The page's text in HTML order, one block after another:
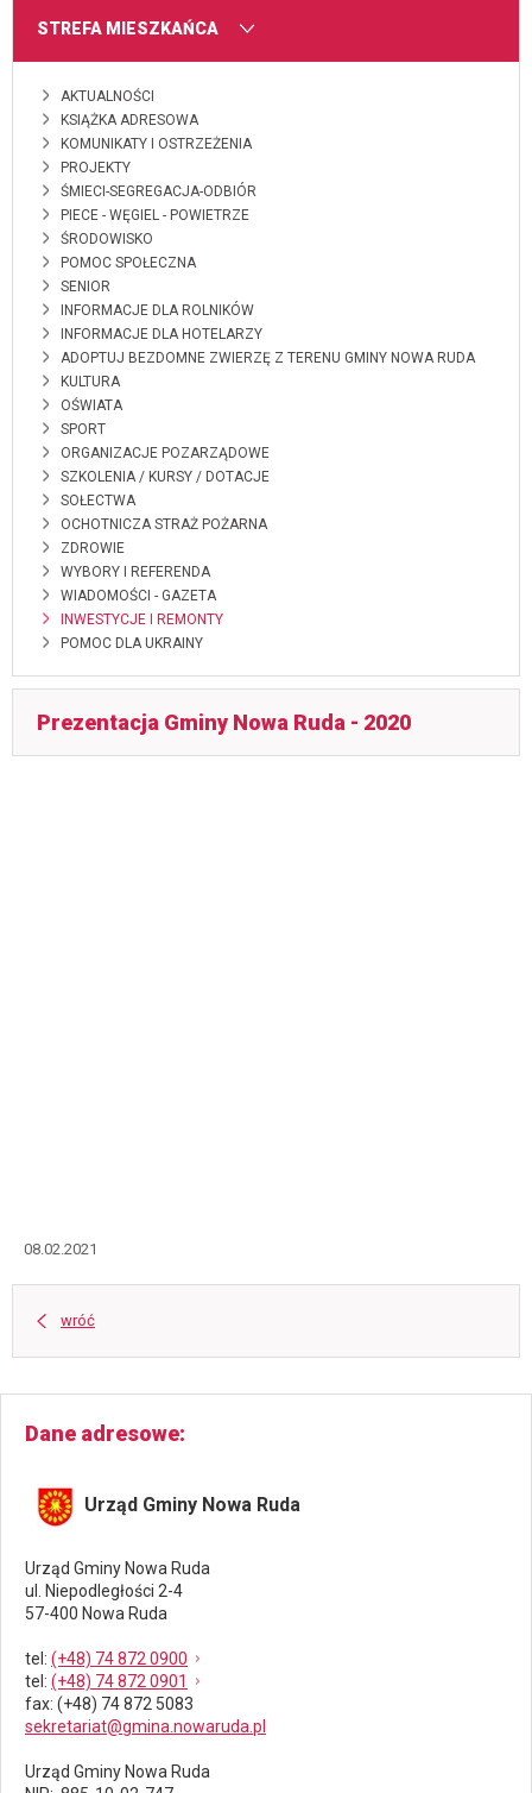
MENU
STREFA MIESZKAŃCA
AKTUALNOŚCI
KSIĄŻKA ADRESOWA
KOMUNIKATY I OSTRZEŻENIA
PROJEKTY
ŚMIECI-SEGREGACJA-ODBIÓR
PIECE - WĘGIEL - POWIETRZE
ŚRODOWISKO
POMOC SPOŁECZNA
SENIOR
INFORMACJE DLA ROLNIKÓW
INFORMACJE DLA HOTELARZY
ADOPTUJ BEZDOMNE ZWIERZĘ Z TERENU GMINY NOWA RUDA
KULTURA
OŚWIATA
SPORT
ORGANIZACJE POZARZĄDOWE
SZKOLENIA / KURSY / DOTACJE
SOŁECTWA
OCHOTNICZA STRAŻ POŻARNA
ZDROWIE
WYBORY I REFERENDA
WIADOMOŚCI - GAZETA
INWESTYCJE I REMONTY
POMOC DLA UKRAINY
Prezentacja Gminy Nowa Ruda - 2020
08.02.2021
wróć
Dane adresowe
Urząd Gminy Nowa Ruda
Urząd Gminy Nowa Ruda
ul. Niepodległości 2-4
57-400 Nowa Ruda
tel : (+48) 74 872 0900
tel : (+48) 74 872 0901
fax: (+48) 74 872 5083
sekretariat@gmina.nowaruda.pl
Urząd Gminy Nowa Ruda